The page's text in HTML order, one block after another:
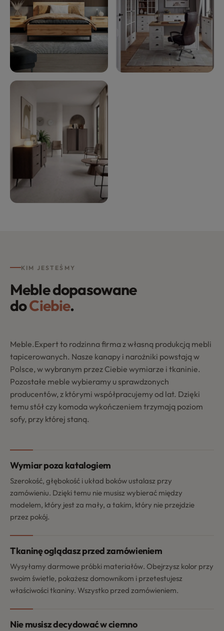
Sypialnia
KIM JESTEŚMY
Meble dopasowane
doCiebie.
Meble.Expert to rodzinna firma z własną produkcją mebli
tapicerowanych. Nasze kanapy i narożniki powstają w
Polsce, w wybranym przez Ciebie wymiarze i tkaninie.
Pozostałe meble wybieramy u sprawdzonych
producentów, z którymi współpracujemy od lat. Dzięki
temu stół czy komoda wykończeniem trzymają poziom
sofy, przy której staną.
Wymiar poza katalogiem
Szerokość, głębokość i układ boków ustalasz przy
zamówieniu. Dzięki temu nie musisz wybierać między
modelem, który jest za mały, a takim, który nie przejdzie
przez pokój.
Tkaninę oglądasz przed zamówieniem
Wysyłamy darmowe próbki materiałów. Obejrzysz kolor przy
swoim świetle, pokażesz domownikom i przetestujesz
właściwości tkaniny. Wszystko przed zamówieniem.
Nie musisz decydować w ciemno